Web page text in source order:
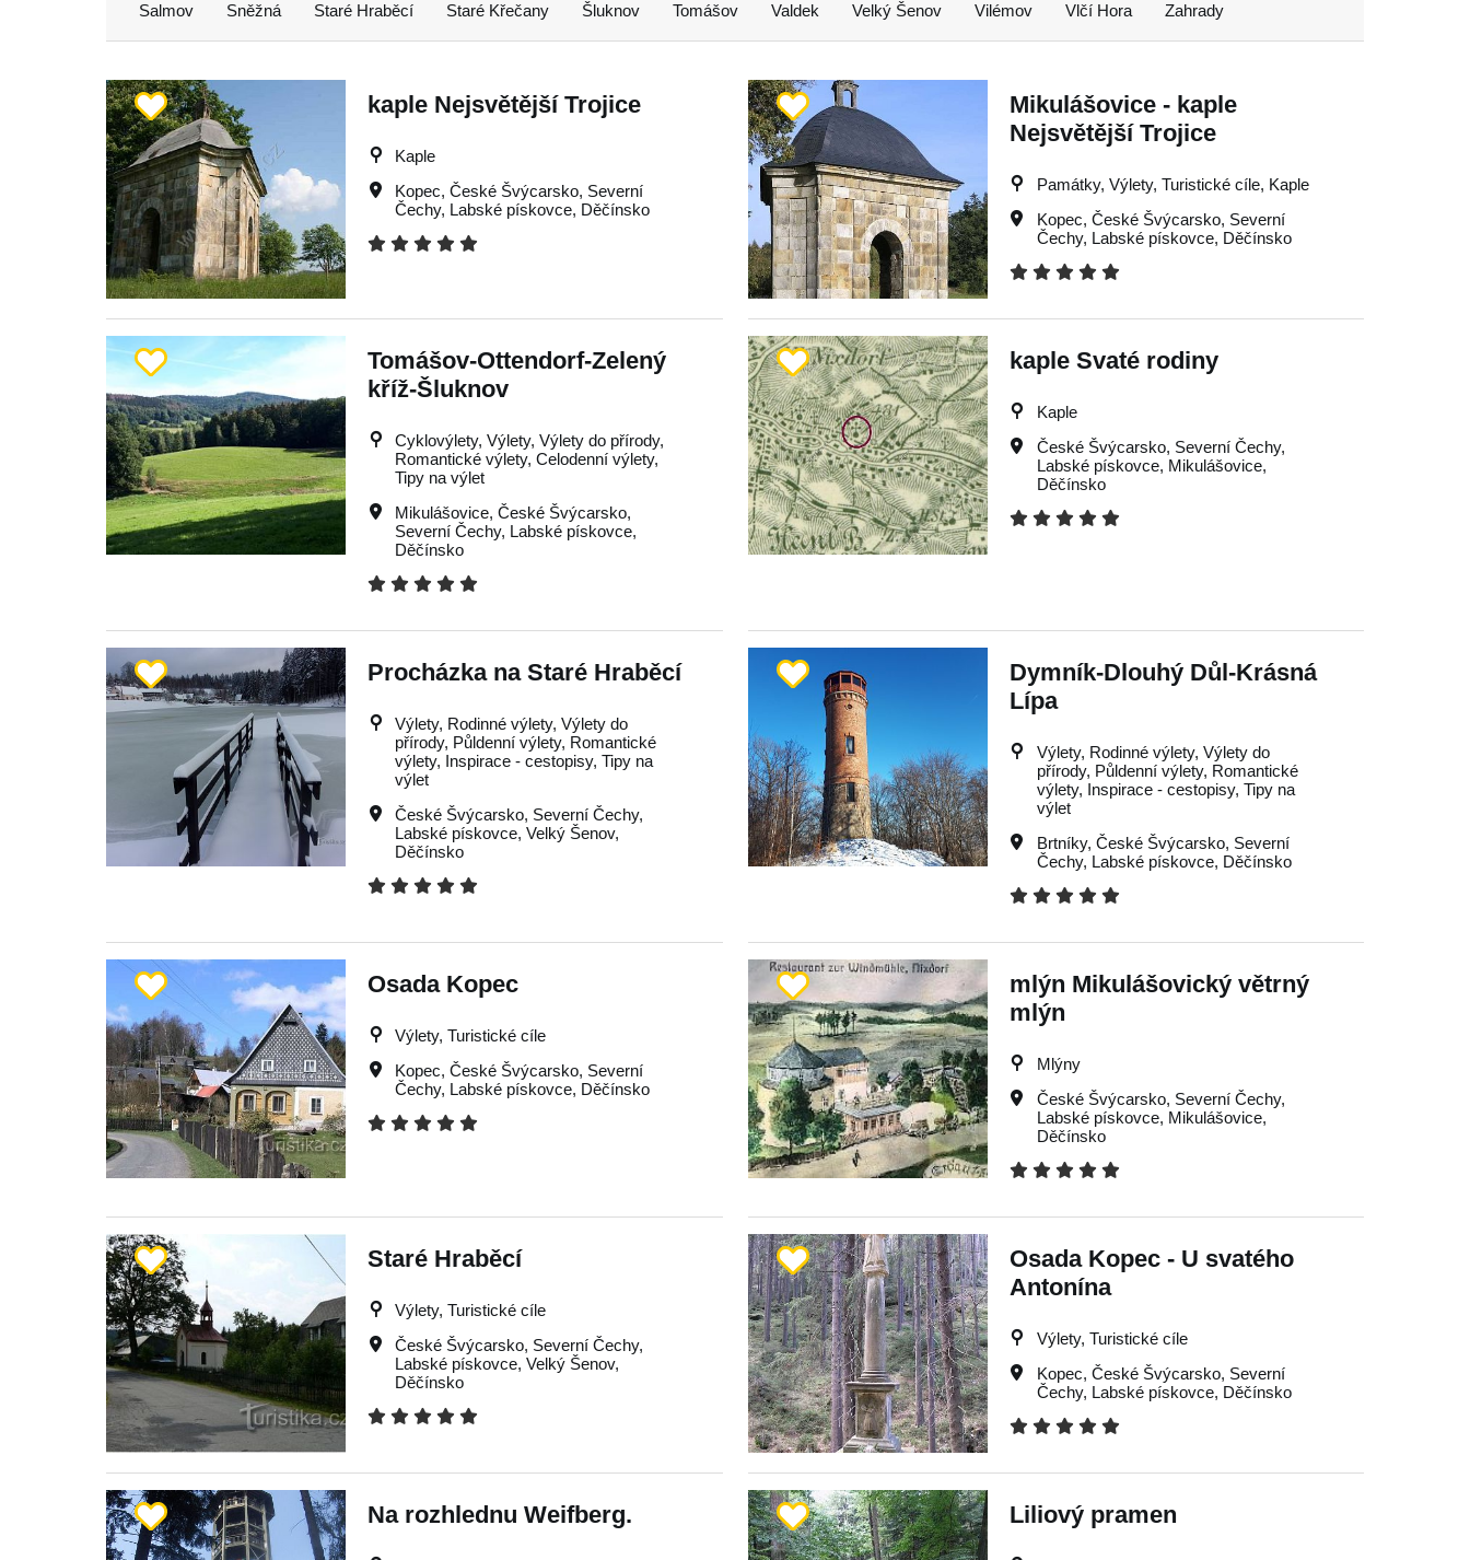
Salmov
Sněžná Staré Hraběcí Staré Křečany Šluknov Tomášov Valdek Velký Šenov Vilémov Vlčí Hora Zahrady
kaple Nejsvětější Trojice
Kaple
Kopec,České Švýcarsko, Severní
Čechy, Labské pískovce, Děčínsko
Mikulášovice - kaple
Nejsvětější Trojice
Památky, Výlety, Turistické cíle, Kaple
Kopec, České Švýcarsko, Severní
Čechy, Labské pískovce, Děčínsko
Tomášov-Ottendorf-Zelený
kříž-Šluknov
Cyklovýlety, Výlety, Výlety do přírody,
Romantické výlety, Celodenní výlety,
Tipy na výlet
Mikulášovice,České Švýcarsko,
Severní Čechy, Labské pískovce,
Děčínsko
kaple Svaté rodiny
Kaple
České Švýcarsko, Severní Čechy,
Labské pískovce, Mikulášovice,
Děčínsko
Procházka na Staré Hraběcí
Výlety, Rodinné výlety, Výlety do
přírody, Půldenní výlety, Romantické
výlety, Inspirace - cestopisy, Tipy na
výlet
České Švýcarsko, Severní Čechy,
Labské pískovce,Velký Šenov,
Děčínsko
Dymník-Dlouhý Důl-Krásná
Lípa
Výlety, Rodinné výlety, Výlety do
přírody, Půldenní výlety, Romantické
výlety, Inspirace - cestopisy, Tipy na
výlet
Brtníky, České Švýcarsko, Severní
Čechy, Labské pískovce, Děčínsko
Osada Kopec
Výlety, Turistické cíle
Kopec,České Švýcarsko, Severní
Čechy, Labské pískovce, Děčínsko
mlýn Mikulášovický větrný
mlýn
Mlýny
České Švýcarsko, Severní Čechy,
Labské pískovce, Mikulášovice,
Děčínsko
Staré Hraběcí
Výlety, Turistické cíle
České Švýcarsko, Severní Čechy,
Labské pískovce,Velký Šenov,
Děčínsko
Osada Kopec - U svatého
Antonína
Výlety, Turistické cíle
Kopec, České Švýcarsko, Severní
Čechy, Labské pískovce, Děčínsko
Na rozhlednu Weifberg. Liliový pramen